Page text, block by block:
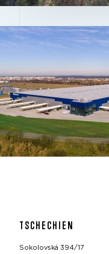
TSCHECHIEN
Sokolovská 394/17